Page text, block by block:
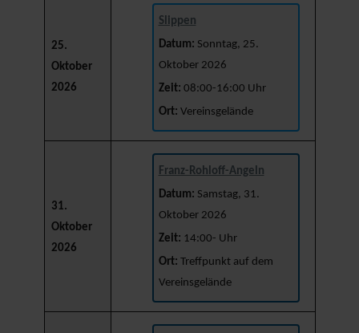
25.
Oktober
2026
Slippen
Datum: Sonntag, 25.
Oktober 2026
Zeit: 08:00-16:00 Uhr
Ort: Vereinsgelände
31.
Oktober
2026
Franz-Rohloff-Angeln
Datum: Samstag, 31.
Oktober 2026
Zeit: 14:00- Uhr
Ort: Treffpunkt auf dem
Vereinsgelände